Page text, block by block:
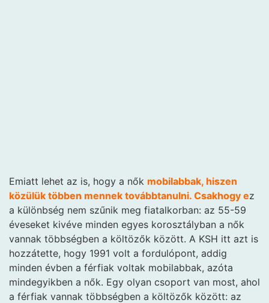
Emiatt lehet az is, hogy a nők mobilabbak, hiszen
közülük többen mennek továbbtanulni. Csakhogy ez
a különbség nem szűnik meg fiatalkorban: az 55-59
éveseket kivéve minden egyes korosztályban a nők
vannak többségben a költözők között. A KSH itt azt is
hozzátette, hogy 1991 volt a fordulópont, addig
minden évben a férfiak voltak mobilabbak, azóta
mindegyikben a nők. Egy olyan csoport van most, ahol
a férfiak vannak többségben a költözők között: az